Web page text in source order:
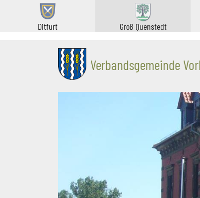
Ditfurt Groß Quenstedt
Verbandsgemeinde